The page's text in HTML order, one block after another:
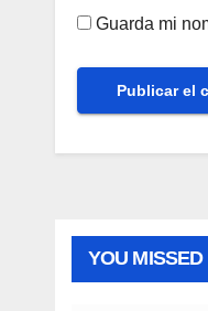
Guarda mi
YOU MISSED